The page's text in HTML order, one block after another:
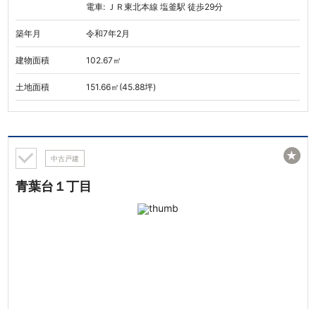
電車: ＪＲ東北本線 塩釜駅 徒歩29分
築年月 令和7年2月
建物面積 102.67㎡
土地面積 151.66㎡(45.88坪)
中古戸建
青葉台１丁目
★